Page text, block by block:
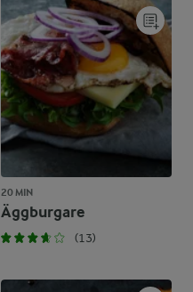
20 MIN
Äggburgare
(13)